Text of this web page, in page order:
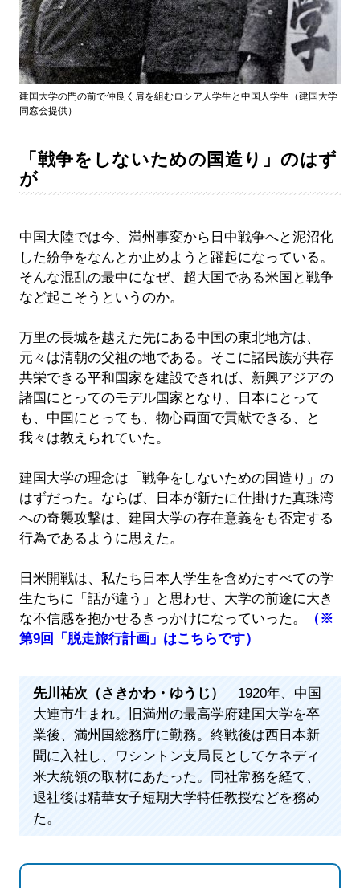
建国大学の門の前で仲良く肩を組むロシア人学生と中国人学生（建国大学
同窓会提供）
「戦争をしないための国造り」のはず
が
中国大陸では今、満州事変から日中戦争へと泥沼化
した紛争をなんとか止めようと躍起になっている。
そんな混乱の最中になぜ、超大国である米国と戦争
など起こそうというのか。
万里の長城を越えた先にある中国の東北地方は、
元々は清朝の父祖の地である。そこに諸民族が共存
共栄できる平和国家を建設できれば、新興アジアの
諸国にとってのモデル国家となり、日本にとって
も、中国にとっても、物心両面で貢献できる、と
我々は教えられていた。
建国大学の理念は「戦争をしないための国造り」の
はずだった。ならば、日本が新たに仕掛けた真珠湾
への奇襲攻撃は、建国大学の存在意義をも否定する
行為であるように思えた。
日米開戦は、私たち日本人学生を含めたすべての学
生たちに「話が違う」と思わせ、大学の前途に大き
な不信感を抱かせるきっかけになっていった。
（※
第9回「脱走旅行計画」はこちらです）
先川祐次（さきかわ・ゆうじ）
1920年、中国
大連市生まれ。旧満州の最高学府建国大学を卒
業後、満州国総務庁に勤務。終戦後は西日本新
聞に入社し、ワシントン支局長としてケネディ
米大統領の取材にあたった。同社常務を経て、
退社後は精華女子短期大学特任教授などを務め
た。